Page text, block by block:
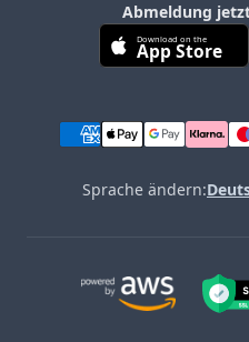
Abmeldung
Download on the
App Store
Sprache ändern: